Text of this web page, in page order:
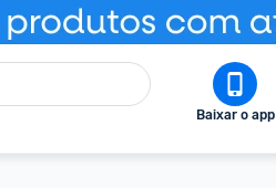
Baixar o app